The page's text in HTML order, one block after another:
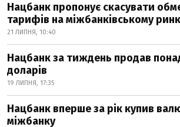
Нацбанк пропонує скасувати
тарифів на міжбанківському
21 ЛИПНЯ, 10:40
Нацбанк за тиждень продав
доларів
19 ЛИПНЯ, 17:35
Нацбанк вперше за рік купив
міжбанку